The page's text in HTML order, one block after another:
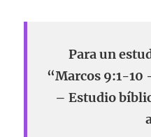
Para un
“Marcos 9:1-10
– Estudio